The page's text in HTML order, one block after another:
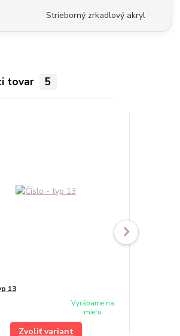
Strieborný zrkadlový akryl
tovar 5
13
Vyrábame na
mieru
Zvoliť variant